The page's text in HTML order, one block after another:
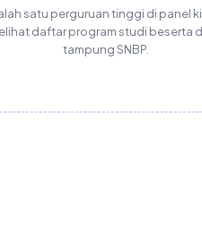
satu perguruan tinggi di panel
daftar program studi beserta
tampung SNBP.